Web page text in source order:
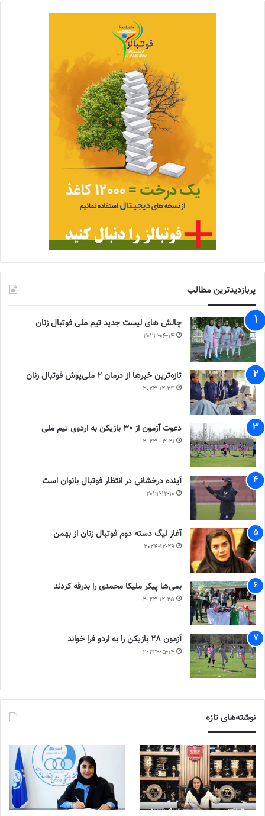
پربازدیدترین مطالب
چالش هاى ليست جدید تيم ملى فوتبال زنان
2023-06-14
تازه‌ترین خبرها از درمان ۲ ملی‌پوش فوتبال زنان
2023-12-24
دعوت آزمون از 30 بازیکن به اردوی تیم ملی
2023-03-21
آینده درخشانی در انتظار فوتبال بانوان است
2022-12-10
آغاز لیگ دسته دوم فوتبال زنان از بهمن
2024-12-29
بمی‌ها پیکر ملیکا محمدی را بدرقه کردند
2023-12-25
آزمون 28 بازیکن را به اردو فرا خواند
2023-05-14
نوشته‌های تازه